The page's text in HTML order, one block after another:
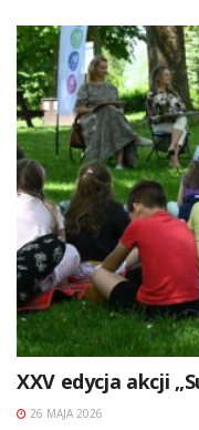
XXV edycja akcji
26 MAJA 2026